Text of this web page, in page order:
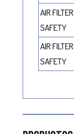
AIR
SAFETY
AIR
SAFETY